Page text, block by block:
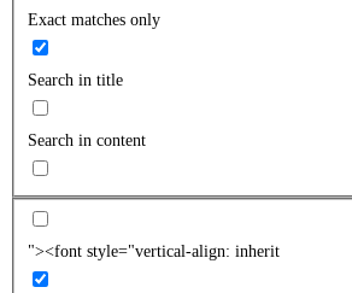
Exact matches only
Search in title
Search in content
"><font style="vertical-align: inherit